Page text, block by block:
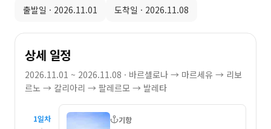
출발일 · 2026.11.01 도착일 · 2026.11.08
상세 일정
2026.11.01 ~ 2026.11.08 · 바르셀로나 → 마르세유 → 리보
르노 → 칼리아리 → 팔레르모 → 발레타
1일차 기항